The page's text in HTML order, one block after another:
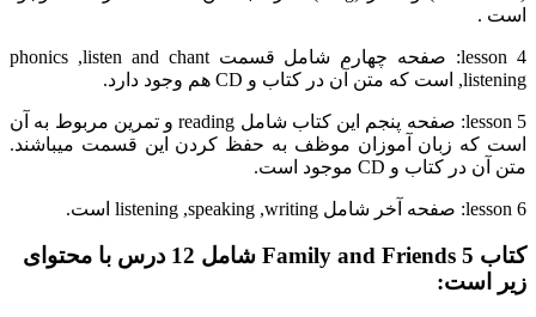
است .
lesson 4: صفحه چهارم شامل قسمت phonics ,listen and chant
,listening است که متن آن در کتاب و CD هم وجود دارد.
lesson 5: صفحه پنجم این کتاب شامل reading و تمرین مربوط به آن
است که زبان آموزان موظف به حفظ کردن این قسمت میباشند.
متن آن در کتاب و CD موجود است.
lesson 6: صفحه آخر شامل listening ,speaking ,writing است.
کتاب Family and Friends 5 شامل 12 درس با محتوای
زیر است: